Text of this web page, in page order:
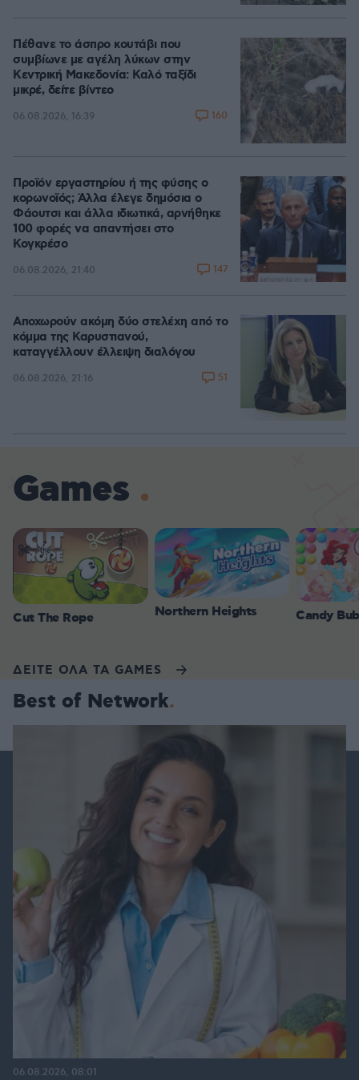
Πέθανε το άσπρο κουτάβι που
συμβίωνε με αγέλη λύκων στην
Κεντρική Μακεδονία: Καλό ταξίδι
μικρέ, δείτε βίντεο
06.08.2026, 16:39 160
Προϊόν εργαστηρίου ή της φύσης ο
κορωνοϊός; Άλλα έλεγε δημόσια ο
Φάουτσι και άλλα ιδιωτικά, αρνήθηκε
100 φορές να απαντήσει στο
Κογκρέσο
06.08.2026, 21:40 147
Αποχωρούν ακόμη δύο στελέχη από το
κόμμα της Καρυστιανού,
καταγγέλλουν έλλειψη διαλόγου
06.08.2026, 21:16 51
Games
Cut The Rope Northern Heights Candy
ΔΕΙΤΕ ΟΛΑ ΤΑ GAMES
Best of Network
06.08.2026, 08:01